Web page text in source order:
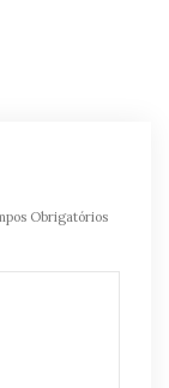
Obrigatórios